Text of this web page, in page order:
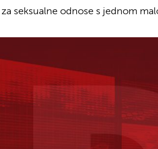
seksualne odnose s jednom